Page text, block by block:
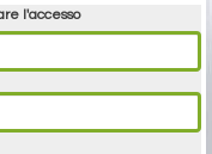
l'accesso